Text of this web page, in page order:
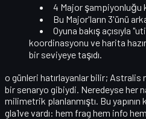
4 Major şampiyonluğu
Bu Major'ların 3'ünü
Oyuna bakış açısıyla
koordinasyonu ve harita
bir seviyeye taşıdı.
o günleri hatırlayanlar bilir; Astralis
bir senaryo gibiydi. Neredeyse her
milimetrik planlanmıştı. Bu
gla1vevardı: hem frag hem info